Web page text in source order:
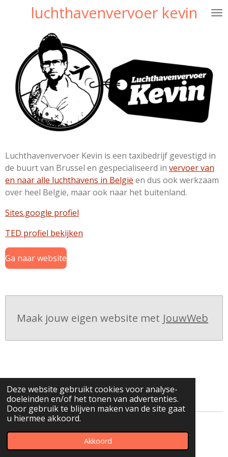
Deze website gebruikt cookies voor analyse-
doeleinden en/of het tonen van advertenties.
Door gebruik te blijven maken van de site gaat
u hiermee akkoord.
Akkoord
hoofdinhoud
luchthavenvervoer kevin
Luchthavenvervoer Kevin is een taxibedrijf gevestigd in
de buurt van Brussel en gespecialiseerd in vervoer van
en naar alle luchthavens in België en dus ook werkzaam
over heel België, maar ook naar het buitenland.
Sites.google profiel
TED profiel bekijken
Ga naar website
Maak jouw eigen website met JouwWeb